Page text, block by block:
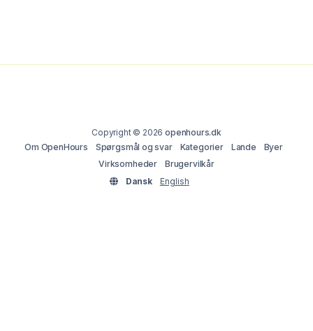
Copyright © 2026openhours.dk
Om OpenHours
Spørgsmål og svar Kategorier Lande
Byer
Virksomheder
Brugervilkår
Dansk
English